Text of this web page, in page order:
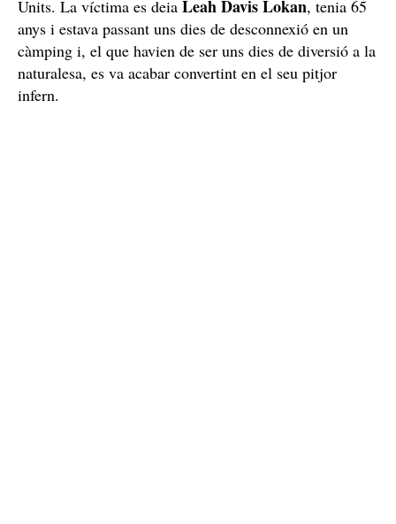
Units. La víctima es deia Leah Davis Lokan, tenia 65
anys i estava passant uns dies de desconnexió en un
càmping i, el que havien de ser uns dies de diversió a la
naturalesa, es va acabar convertint en el seu pitjor
infern.